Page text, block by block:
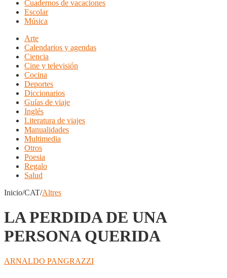
Cuadernos de vacaciones
Escolar
Música
Arte
Calendarios y agendas
Ciencia
Cine y televisión
Cocina
Deportes
Diccionarios
Guías de viaje
Inglés
Literatura de viajes
Manualidades
Multimedia
Otros
Poesia
Regalo
Salud
Inicio/CAT/Altres
LA PERDIDA DE UNA
PERSONA QUERIDA
ARNALDO PANGRAZZI